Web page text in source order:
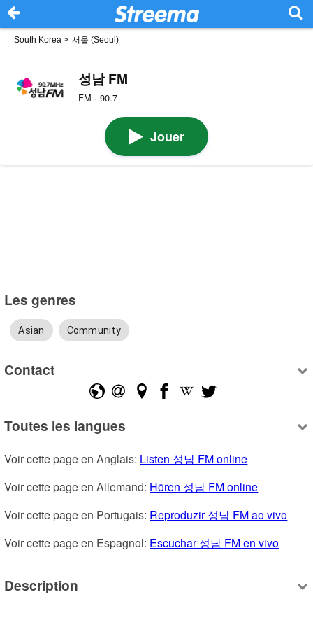
South Korea > 서울 (Seoul)
성남 FM
FM · 90.7
Jouer
Les genres
Asian Community
Contact
Toutes les langues
Voir cette page en Anglais: Listen 성남 FM online
Voir cette page en Allemand: Hören 성남 FM online
Voir cette page en Portugais: Reproduzir 성남 FM ao vivo
Voir cette page en Espagnol: Escuchar 성남 FM en vivo
Description